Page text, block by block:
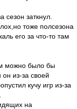
сезон заткнул.
тоже полсезона
его за что-то там
можно было бы
из-за своей
кучу игр из-за
на